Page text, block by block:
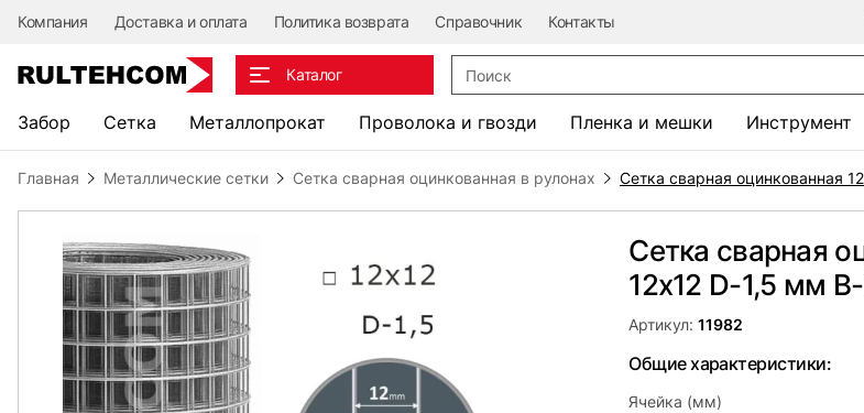
Компания Доставка и оплата Политика возврата Справочник Контакты
Каталог
Забор Сетка Металлопрокат Проволока и гвозди Пленка и мешки Инструмент
Главная Металлические сетки Сетка сварная оцинкованная в рулонах Сетка сварная оцинкованная
Сетка сварная
12х12 D-1,5 мм
Артикул:11982
Общие характеристики:
Ячейка (мм)